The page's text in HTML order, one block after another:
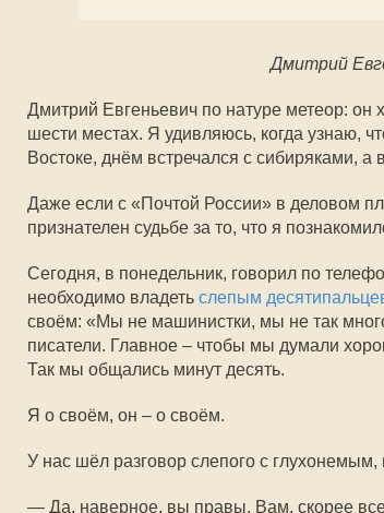
Дмитрий
Дмитрий Евгеньевич по натуре метеор: он
шести местах. Я удивляюсь, когда узнаю,
Востоке, днём встречался с сибиряками,
Даже если с «Почтой России» в деловом
признателен судьбе за то, что я
Сегодня, в понедельник, говорил по
необходимо владеть слепым
своём: «Мы не машинистки, мы не так
писатели. Главное – чтобы мы думали
Так мы общались минут десять.
Я о своём, он – о своём.
У нас шёл разговор слепого с глухонемым,
— Да, наверное, вы правы. Вам, скорее